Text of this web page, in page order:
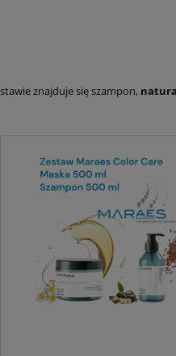
znajduje się szampon,